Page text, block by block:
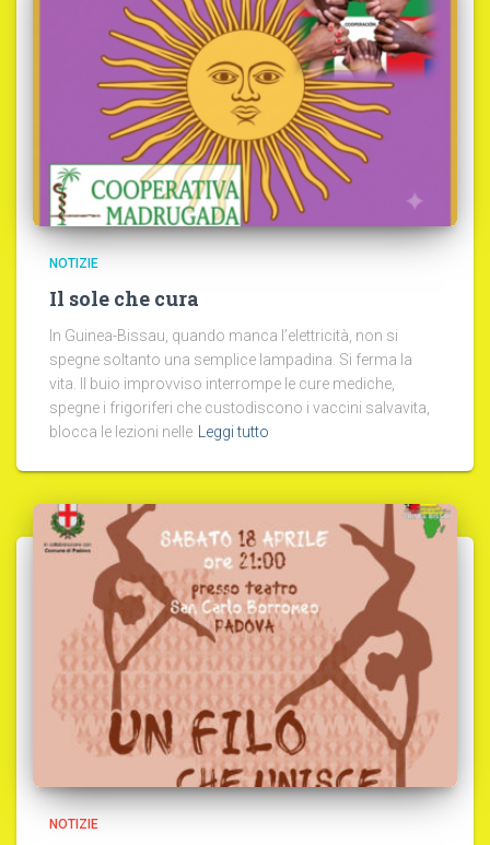
NOTIZIE
Il sole che cura
In Guinea-Bissau, quando manca l’elettricità, non si
spegne soltanto una semplice lampadina. Si ferma la
vita. Il buio improvviso interrompe le cure mediche,
spegne i frigoriferi che custodiscono i vaccini salvavita,
blocca le lezioni nelle Leggi tutto
NOTIZIE